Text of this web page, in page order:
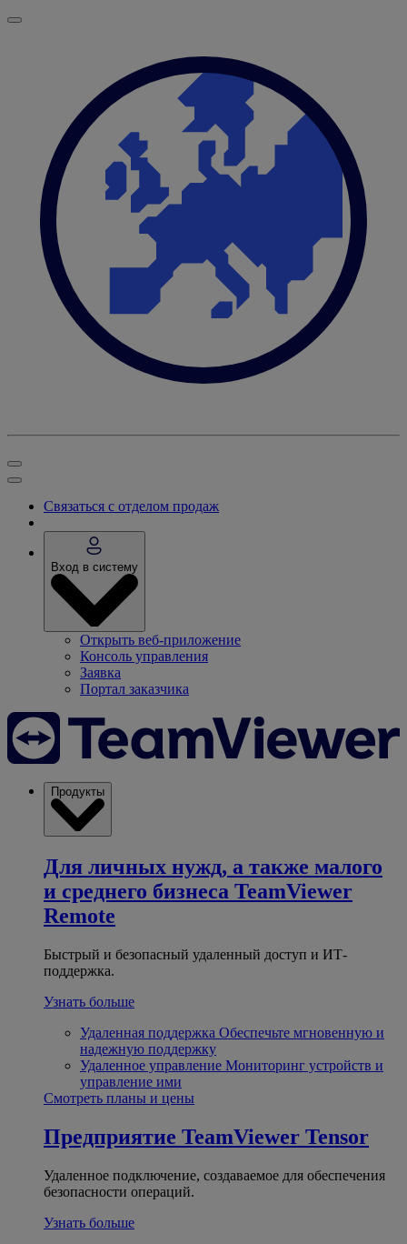
Связаться с отделом продаж
Вход в систему
Открыть веб-приложение
Консоль управления
Заявка
Портал заказчика
Продукты
Для личных нужд, а также малого
и среднего бизнеса TeamViewer
Remote
Быстрый и безопасный удаленный доступ и ИТ-
поддержка.
Узнать больше
Удаленная поддержка Обеспечьте мгновенную и
надежную поддержку
Удаленное управление Мониторинг устройств и
управление ими
Смотреть планы и цены
Предприятие TeamViewer Tensor
Удаленное подключение, создаваемое для обеспечения
безопасности операций.
Узнать больше